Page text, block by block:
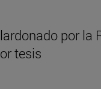
por la
tesis